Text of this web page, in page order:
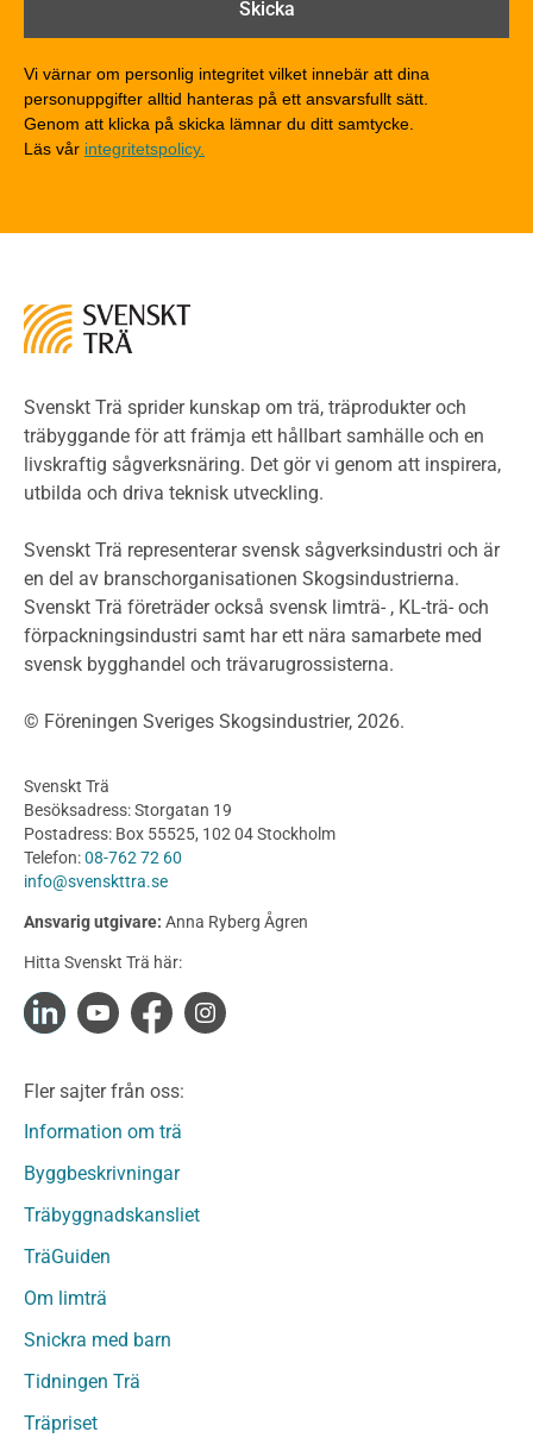
Träkonstruktioners brandmotstånd
Detaljlösningar
Träytors brandegenskaper
Tekniska byten med sprinkler
Riskvärdering i flervåningsbostadshus
Miljöeffekter
LCA
Miljödeklarationer och märkning
Termer och förkortningar
Planering
Klimatkalkylator hallar
Projektering av trähus - generellt
Byggsystem
Fasadsystem i skivmaterial
Bullerskärmar och andra utomhuskonstruktioner
Byggnation och utförande
Utförande
Produkter
Konstruktionsvirke
Konstruktionsvirke Behandlat
Konstruktionsvirke Fingerskarvat
Konstruktionsvirke Fingerskarvat Obehandlat
Limträ
Fanerträ
Fanerträ Obehandlat
Träpanel och Utvändig beklädnad Behandlat
Träpanel och utvändig beklädnad Obehandlat
Trägolv
Sågat virke
Sågat virke Behandlat
Vi värnar om personlig integritet vilket innebär att dina
personuppgifter alltid hanteras på ett ansvarsfullt sätt.
Genom att klicka på skicka lämnar du ditt samtycke.
Läs vår integritetspolicy.
Svenskt Trä sprider kunskap om trä, träprodukter och
träbyggande för att främja ett hållbart samhälle och en
livskraftig sågverksnäring. Det gör vi genom att inspirera,
utbilda och driva teknisk utveckling.
Svenskt Trä representerar svensk sågverksindustri och är
en del av branschorganisationen Skogsindustrierna.
Svenskt Trä företräder också svensk limträ- , KL-trä- och
förpackningsindustri samt har ett nära samarbete med
svensk bygghandel och trävarugrossisterna.
© Föreningen Sveriges Skogsindustrier, 2026.
Svenskt Trä
Besöksadress: Storgatan 19
Postadress: Box 55525, 102 04 Stockholm
Telefon:08-762 72 60
info@svenskttra.se
Ansvarig utgivare: Anna Ryberg Ågren
Hitta Svenskt Trä här:
Fler sajter från oss:
Information om trä
Byggbeskrivningar
Träbyggnadskansliet
TräGuiden
Om limträ
Snickra med barn
Tidningen Trä
Träpriset